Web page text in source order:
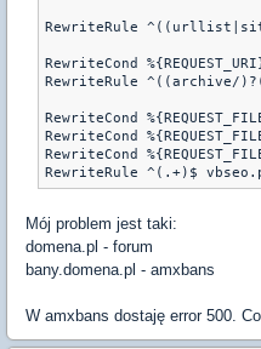
RewriteRule
RewriteCond
RewriteRule ^((archive/
RewriteCond
RewriteCond
RewriteCond
Mój problem jest taki:
domena.pl - forum
bany.domena.pl - amxbans
W amxbans dostaję error 500.